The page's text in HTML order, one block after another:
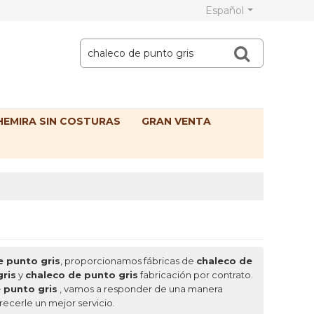
Español
SIN COSTURAS GRAN VENTA
punto gris , proporcionamos fábricas de chaleco de
y chaleco de punto grisfabricación por contrato.
punto gris , vamos a responder de una manera
un mejor servicio.